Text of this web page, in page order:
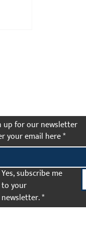
up for our newsletter
your email here*
Yes, subscribe me
to your
newsletter.*